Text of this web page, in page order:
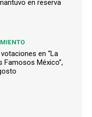
en reserva
en “La
Famosos México”,